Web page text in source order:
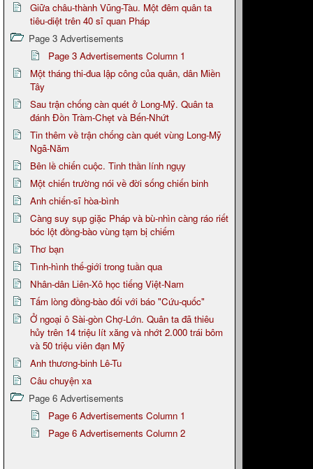
Giữa châu-thành Vũng-Tàu. Một đêm quân ta
tiêu-diệt trên 40 sĩ quan Pháp
Page 3 Advertisements
Page 3 Advertisements Column 1
Một tháng thi-đua lập công của quân, dân Miền
Tây
Sau trận chống càn quét ở Long-Mỹ. Quân ta
đánh Đồn Tràm-Chẹt và Bến-Nhứt
Tin thêm về trận chống càn quét vùng Long-Mỹ
Ngã-Năm
Bên lề chiến cuộc. Tinh thần lính ngụy
Một chiến trường nói về đời sống chiến binh
Anh chiến-sĩ hòa-bình
Càng suy sụp giặc Pháp và bù-nhìn càng ráo riết
bóc lột đồng-bào vùng tạm bị chiếm
Thơ bạn
Tình-hình thế-giới trong tuần qua
Nhân-dân Liên-Xô học tiếng Việt-Nam
Tấm lòng đồng-bào đối với báo "Cứu-quốc"
Ở ngoại ô Sài-gòn Chợ-Lớn. Quân ta đã thiêu
hủy trên 14 triệu lít xăng và nhớt 2.000 trái bôm
và 50 triệu viên đạn Mỹ
Anh thương-binh Lê-Tu
Câu chuyện xa
Page 6 Advertisements
Page 6 Advertisements Column 1
Page 6 Advertisements Column 2